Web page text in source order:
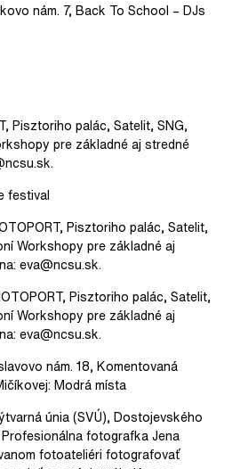
nám. 7, Back To School – DJs
Pisztoriho palác, Satelit, SNG,
pre základné aj stredné
festival
Pisztoriho palác, Satelit,
Workshopy pre základné aj
eva@ncsu.sk.
Pisztoriho palác, Satelit,
Workshopy pre základné aj
eva@ncsu.sk.
nám. 18, Komentovaná
Modrá místa
únia (SVÚ), Dostojevského
fotografka Jena
fotoateliéri fotografovať